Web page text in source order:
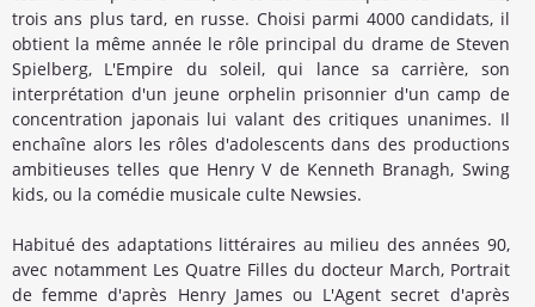
trois ans plus tard, en russe. Choisi parmi 4000 candidats, il
obtient la même année le rôle principal du drame de Steven
Spielberg, L'Empire du soleil, qui lance sa carrière, son
interprétation d'un jeune orphelin prisonnier d'un camp de
concentration japonais lui valant des critiques unanimes. Il
enchaîne alors les rôles d'adolescents dans des productions
ambitieuses telles que Henry V de Kenneth Branagh, Swing
kids, ou la comédie musicale culte Newsies.
Habitué des adaptations littéraires au milieu des années 90,
avec notamment Les Quatre Filles du docteur March, Portrait
de femme d'après Henry James ou L'Agent secret d'après